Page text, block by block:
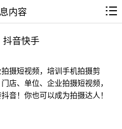
内容
音快手
摄短视频，培训手机拍摄剪
店、单位、企业拍摄短视频，
音！你也可以成为拍摄达人！